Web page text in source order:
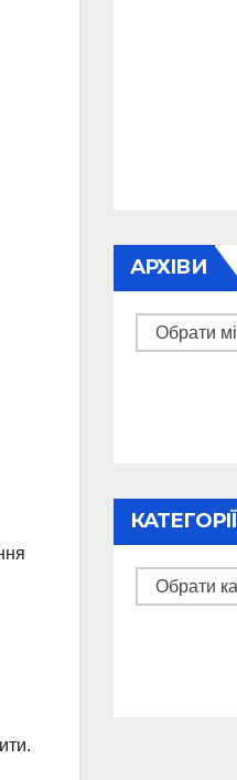
АРХІВИ
Архіви
КАТЕГОРІЇ
Категорії